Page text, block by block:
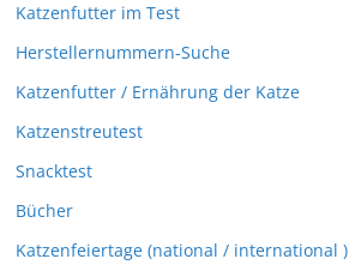
Katzenfutter im Test
Herstellernummern-Suche
Katzenfutter / Ernährung der Katze
Katzenstreutest
Snacktest
Bücher
Katzenfeiertage (national / international )